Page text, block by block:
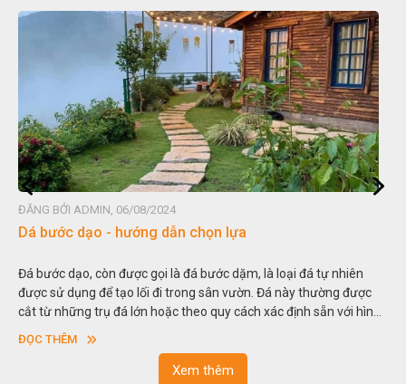
ĐĂNG BỞI ADMIN, 06/08/2024
Dá bước dạo - hướng dẫn chọn lựa
Đá bước dạo, còn được gọi là đá bước dặm, là loại đá tự nhiên
được sử dụng để tạo lối đi trong sân vườn. Đá này thường được
cắt từ những trụ đá lớn hoặc theo quy cách xác định sẵn với hình
vuông hoặc hình chữ nhật và có độ dày khác nhau.
ĐỌC THÊM
Xem thêm